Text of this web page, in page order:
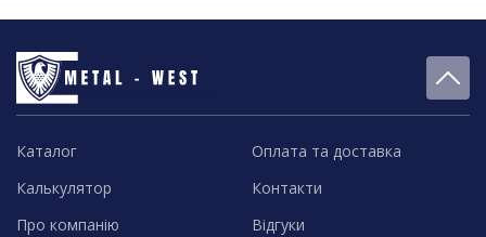
Каталог
Калькулятор
Про компанію
Оплата та доставка
Контакти
Відгуки